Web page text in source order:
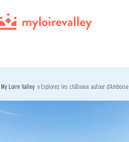
My Loire Valley » Explorez les châteaux autour d’Amboise